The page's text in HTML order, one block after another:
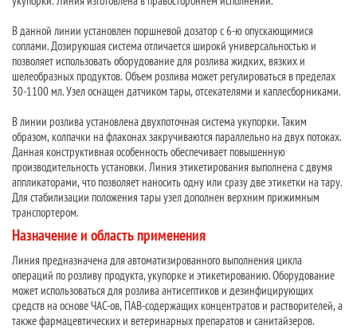
В данной линии установлен поршневой дозатор с 6-ю опускающимися
соплами. Дозируюшая система отличается широкй универсальностью и
позволяет использовать оборудование для розлива жидких, вязких и
шелеобразных продуктов. Объем розлива может регулироваться в пределах
30-1100 мл. Узел оснащен датчиком тары, отсекателями и каплесборниками.
В линии розлива установлена двухпоточная система укупорки. Таким
образом, колпачки на флаконах закручиваются параллельно на двух потоках.
Данная конструктивная особенность обеспечивает повышенную
производительность установки. Линия этикетирования выполнена с двумя
аппликаторами, что позволяет наносить одну или сразу две этикетки на тару.
Для стабилизации положения тары узел дополнен верхним прижимным
транспортером.
Назначение и область применения
Линия предназначена для автоматизированного выполнения цикла
операций по розливу продукта, укупорке и этикетированию. Оборудование
может использоваться для розлива антисептиков и дезинфицирующих
средств на основе ЧАС-ов, ПАВ-содержащих концентратов и растворителей, а
также фармацевтических и ветеринарных препаратов и санитайзеров.